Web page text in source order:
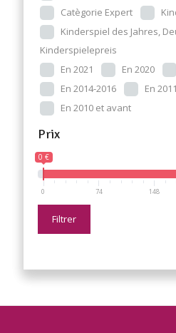
Catègorie Expert
Kinderspiel des Jahres,
Kinderspielepreis
En 2021
En 2020
En 2014-2016
En
En 2010 et avant
Prix
0 €
0 74 148
Filtrer